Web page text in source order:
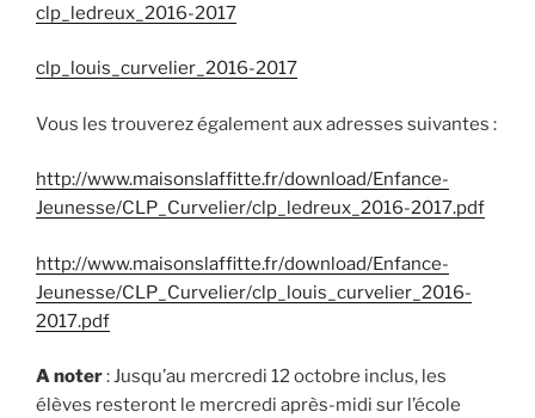
clp_ledreux_2016-2017
clp_louis_curvelier_2016-2017
Vous les trouverez également aux adresses suivantes :
http://www.maisonslaffitte.fr/download/Enfance-
Jeunesse/CLP_Curvelier/clp_ledreux_2016-2017.pdf
http://www.maisonslaffitte.fr/download/Enfance-
Jeunesse/CLP_Curvelier/clp_louis_curvelier_2016-
2017.pdf
A noter: Jusqu’au mercredi 12 octobre inclus, les
élèves resteront le mercredi après-midi sur l’école